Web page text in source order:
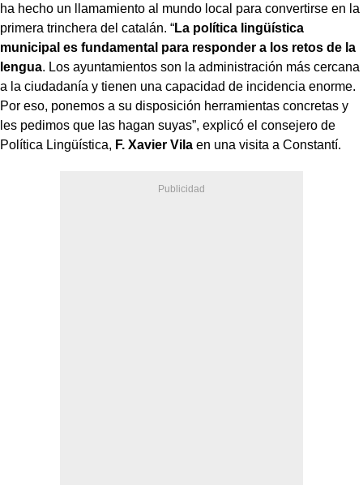
ha hecho un llamamiento al mundo local para convertirse en la
primera trinchera del catalán. “La política lingüística
municipal es fundamental para responder a los retos de la
lengua. Los ayuntamientos son la administración más cercana
a la ciudadanía y tienen una capacidad de incidencia enorme.
Por eso, ponemos a su disposición herramientas concretas y
les pedimos que las hagan suyas”, explicó el consejero de
Política Lingüística, F. Xavier Vila en una visita a Constantí.